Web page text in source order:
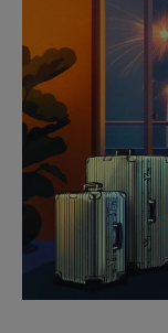
PAUSE